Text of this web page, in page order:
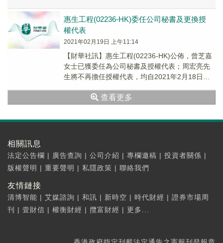
惠生工程(02236-HK)委任公司秘書及更換授
權代表
2021年02月19日 上午11:14
【財華社訊】惠生工程(02236-HK)公佈，曾芝嘉
女士已獲委任為公司秘書及授權代表；周宏亮先
生將不再擔任授權代表，均自2021年2月18日起
查看更多
相關訊息
法定公告欄 | 廣告查詢 | 公司介紹 | 專欄邀稿 | 投資者關係 |
版權聲明 | 重要聲明 | 私隱政策 | 聯絡我們
友情鏈接
清博智能 | 艾媒諮詢 | 和訊 | 新時空 | 時代財經 | 證券市場周
刊
| 壹財信 | 權衡財經 | 攬富財經 | 更多...